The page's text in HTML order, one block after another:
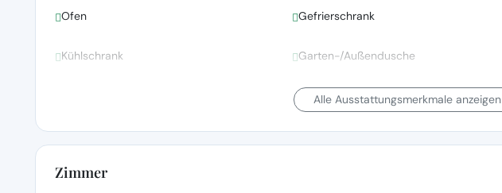
Ofen
Gefrierschrank
Kühlschrank Garten-/Außendusche
Alle Ausstattungsmerkmale anzeigen
Zimmer